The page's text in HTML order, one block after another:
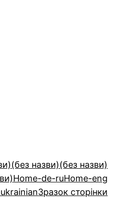
(без назви)(без назви)
Home-de-ruHome-eng
Зразок сторінки